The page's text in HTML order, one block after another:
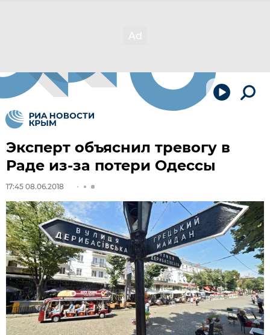
Эксперт объяснил тревогу в
Раде из-за потери Одессы
17:45 08.06.2018